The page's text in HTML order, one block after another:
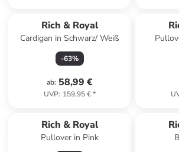
Rich & Royal
Cardigan in Schwarz/ Weiß
-63%
ab: 58,99 €
UVP: 159,95 €*
Rich & Royal
Pullover in Pink